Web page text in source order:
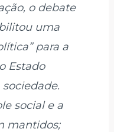
o debate
uma
para a
Estado
social e a
mantidos;